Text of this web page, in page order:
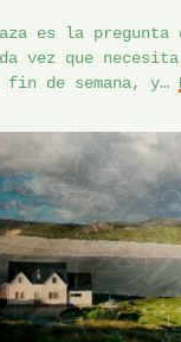
es la pregunta
vez que
de semana, y…